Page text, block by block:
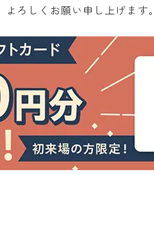
ろしくお願い申し上げます。